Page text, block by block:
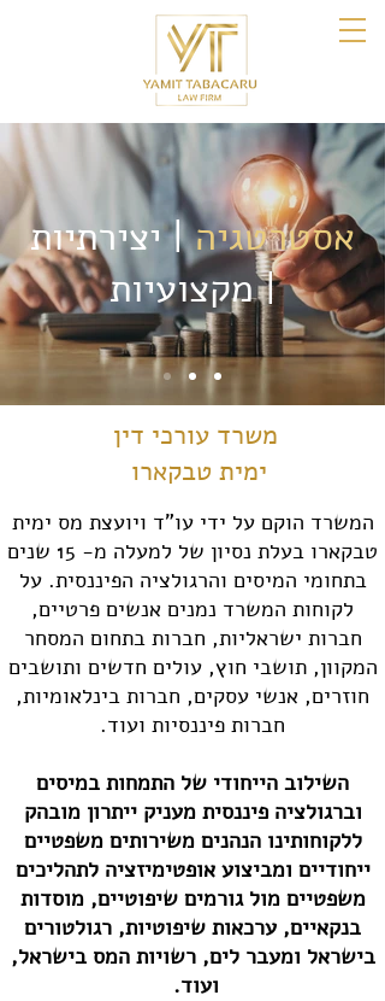
אסטרטגיה| יצירתיות
| מקצועיות
משרד עורכי דין
ימית טבקארו
המשרד הוקם על ידי עו"ד ויועצת מס ימית
טבקארו בעלת נסיון של למעלה מ- 15 שנים
בתחומי המיסים והרגולציה הפיננסית. על
לקוחות המשרד נמנים אנשים פרטיים,
חברות ישראליות, חברות בתחום המסחר
המקוון, תושבי חוץ, עולים חדשים ותושבים
חוזרים, אנשי עסקים, חברות בינלאומיות,
חברות פיננסיות ועוד.
השילוב הייחודי של התמחות במיסים
וברגולציה פיננסית מעניק ייתרון מובהק
ללקוחותינו הנהנים משירותים משפטיים
ייחודיים ומביצוע אופטימיזציה לתהליכים
משפטיים מול גורמים שיפוטיים, מוסדות
בנקאיים, ערכאות שיפוטיות, רגולטורים
בישראל ומעבר לים, רשויות המס בישראל,
ועוד.